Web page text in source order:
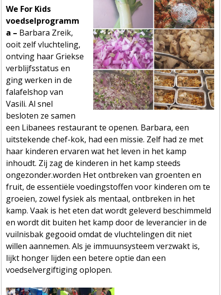
We For Kids
voedselprogramm
a – Barbara Zreik,
ooit zelf vluchteling,
ontving haar Griekse
verblijfsstatus en
ging werken in de
falafelshop van
Vasili. Al snel
besloten ze samen
een Libanees restaurant te openen. Barbara, een
uitstekende chef-kok, had een missie. Zelf had ze met
haar kinderen ervaren wat het leven in het kamp
inhoudt. Zij zag de kinderen in het kamp steeds
ongezonder.worden Het ontbreken van groenten en
fruit, de essentiële voedingstoffen voor kinderen om te
groeien, zowel fysiek als mentaal, ontbreken in het
kamp. Vaak is het eten dat wordt geleverd beschimmeld
en wordt dit buiten het kamp door de leverancier in de
vuilnisbak gegooid omdat de vluchtelingen dit niet
willen aannemen. Als je immuunsysteem verzwakt is,
lijkt honger lijden een betere optie dan een
voedselvergiftiging oplopen.